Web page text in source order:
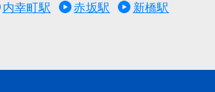
内幸町駅 赤坂駅
新橋駅